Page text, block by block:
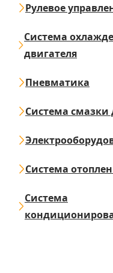
Рулевое
Система
двигателя
Пневматика
Система смазки
Система
Система